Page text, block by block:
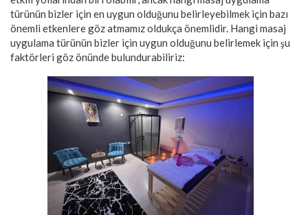
türünün bizler için en uygun olduğunu belirleyebilmek için bazı
önemli etkenlere göz atmamız oldukça önemlidir. Hangi masaj
uygulama türünün bizler için uygun olduğunu belirlemek için şu
faktörleri göz önünde bulundurabiliriz: